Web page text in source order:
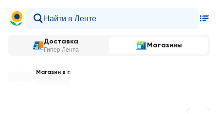
Доставка
Гипер Лента
Магазины
Магазин в г.